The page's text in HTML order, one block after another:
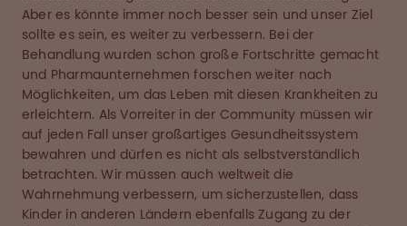
Aber es könnte immer noch besser sein und unser Ziel
sollte es sein, es weiter zu verbessern. Bei der
Behandlung wurden schon große Fortschritte gemacht
und Pharmaunternehmen forschen weiter nach
Möglichkeiten, um das Leben mit diesen Krankheiten zu
erleichtern. Als Vorreiter in der Community müssen wir
auf jeden Fall unser großartiges Gesundheitssystem
bewahren und dürfen es nicht als selbstverständlich
betrachten. Wir müssen auch weltweit die
Wahrnehmung verbessern, um sicherzustellen, dass
Kinder in anderen Ländern ebenfalls Zugang zu der